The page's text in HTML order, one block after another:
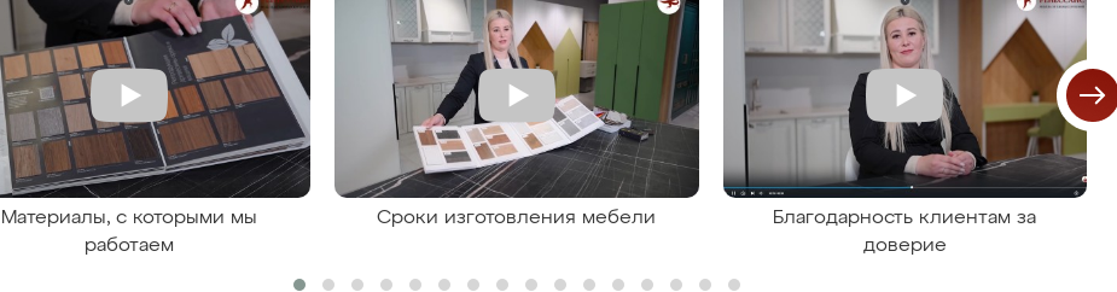
Материалы, с которыми мы
работаем
Сроки изготовления мебели
Благодарность клиентам за
доверие